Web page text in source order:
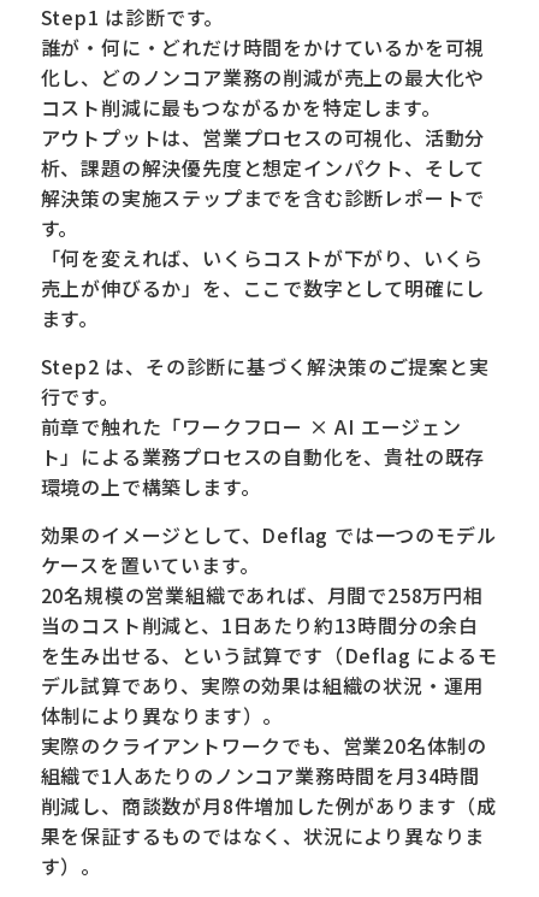
Step1 は診断です。
誰が・何に・どれだけ時間をかけているかを可視
化し、どのノンコア業務の削減が売上の最大化や
コスト削減に最もつながるかを特定します。
アウトプットは、営業プロセスの可視化、活動分
析、課題の解決優先度と想定インパクト、そして
解決策の実施ステップまでを含む診断レポートで
す。
「何を変えれば、いくらコストが下がり、いくら
売上が伸びるか」を、ここで数字として明確にし
ます。
Step2 は、その診断に基づく解決策のご提案と実
行です。
前章で触れた「ワークフロー × AI エージェン
ト」による業務プロセスの自動化を、貴社の既存
環境の上で構築します。
効果のイメージとして、Deflag では一つのモデル
ケースを置いています。
20名規模の営業組織であれば、月間で258万円相
当のコスト削減と、1日あたり約13時間分の余白
を生み出せる、という試算です（Deflag によるモ
デル試算であり、実際の効果は組織の状況・運用
体制により異なります）。
実際のクライアントワークでも、営業20名体制の
組織で1人あたりのノンコア業務時間を月34時間
削減し、商談数が月8件増加した例があります（成
果を保証するものではなく、状況により異なりま
す）。